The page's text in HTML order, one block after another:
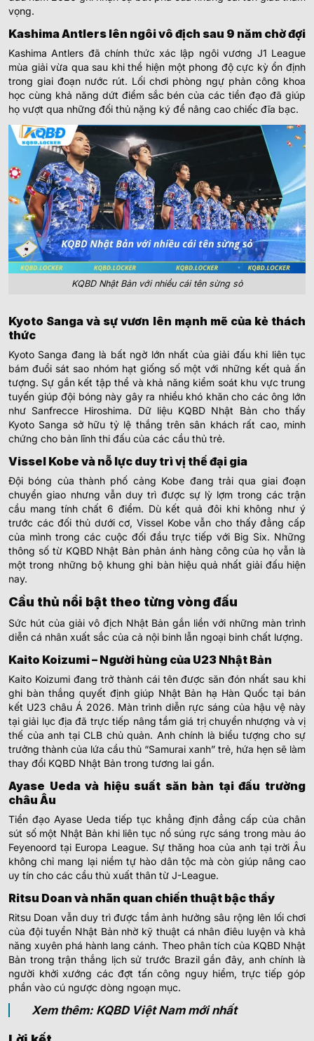
vọng.
Kashima Antlers lên ngôi vô địch sau 9 năm chờ đợi
Kashima Antlers đã chính thức xác lập ngôi vương J1 League
mùa giải vừa qua sau khi thể hiện một phong độ cực kỳ ổn định
trong giai đoạn nước rút. Lối chơi phòng ngự phản công khoa
học cùng khả năng dứt điểm sắc bén của các tiền đạo đã giúp
họ vượt qua những đối thủ nặng ký để nâng cao chiếc đĩa bạc.
KQBD Nhật Bản với nhiều cái tên sừng sỏ
Kyoto Sanga và sự vươn lên mạnh mẽ của kẻ thách
thức
Kyoto Sanga đang là bất ngờ lớn nhất của giải đấu khi liên tục
bám đuổi sát sao nhóm hạt giống số một với những kết quả ấn
tượng. Sự gắn kết tập thể và khả năng kiểm soát khu vực trung
tuyến giúp đội bóng này gây ra nhiều khó khăn cho các ông lớn
như Sanfrecce Hiroshima. Dữ liệu KQBD Nhật Bản cho thấy
Kyoto Sanga sở hữu tỷ lệ thắng trên sân khách rất cao, minh
chứng cho bản lĩnh thi đấu của các cầu thủ trẻ.
Vissel Kobe và nỗ lực duy trì vị thế đại gia
Đội bóng của thành phố cảng Kobe đang trải qua giai đoạn
chuyển giao nhưng vẫn duy trì được sự lỳ lợm trong các trận
cầu mang tính chất 6 điểm. Dù kết quả đôi khi không như ý
trước các đối thủ dưới cơ, Vissel Kobe vẫn cho thấy đẳng cấp
của mình trong các cuộc đối đầu trực tiếp với Big Six. Những
thông số từ KQBD Nhật Bản phản ánh hàng công của họ vẫn là
một trong những bộ khung ghi bàn hiệu quả nhất giải đấu hiện
nay.
Cầu thủ nổi bật theo từng vòng đấu
Sức hút của giải vô địch Nhật Bản gắn liền với những màn trình
diễn cá nhân xuất sắc của cả nội binh lẫn ngoại binh chất lượng.
Kaito Koizumi – Người hùng của U23 Nhật Bản
Kaito Koizumi đang trở thành cái tên được săn đón nhất sau khi
ghi bàn thắng quyết định giúp Nhật Bản hạ Hàn Quốc tại bán
kết U23 châu Á 2026. Màn trình diễn rực sáng của hậu vệ này
tại giải lục địa đã trực tiếp nâng tầm giá trị chuyển nhượng và vị
thế của anh tại CLB chủ quản. Anh chính là biểu tượng cho sự
trưởng thành của lứa cầu thủ “Samurai xanh” trẻ, hứa hẹn sẽ làm
thay đổi KQBD Nhật Bản trong tương lai gần.
Ayase Ueda và hiệu suất săn bàn tại đấu trường
châu Âu
Tiền đạo Ayase Ueda tiếp tục khẳng định đẳng cấp của chân
sút số một Nhật Bản khi liên tục nổ súng rực sáng trong màu áo
Feyenoord tại Europa League. Sự thăng hoa của anh tại trời Âu
không chỉ mang lại niềm tự hào dân tộc mà còn giúp nâng cao
uy tín cho các cầu thủ xuất thân từ J-League.
Ritsu Doan và nhãn quan chiến thuật bậc thầy
Ritsu Doan vẫn duy trì được tầm ảnh hưởng sâu rộng lên lối chơi
của đội tuyển Nhật Bản nhờ kỹ thuật cá nhân điêu luyện và khả
năng xuyên phá hành lang cánh. Theo phân tích của KQBD Nhật
Bản trong trận thắng lịch sử trước Brazil gần đây, anh chính là
người khởi xướng các đợt tấn công nguy hiểm, trực tiếp góp
phần vào cú ngược dòng ngoạn mục.
Xem thêm: KQBD Việt Nam mới nhất